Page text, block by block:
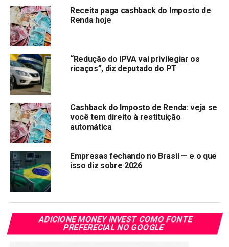
maiores cargas tributárias do
planeta
O Brasil figura entre as maiores cargas tributárias do
mundo, quando se relacionam esses dados ao Produto
Interno Bruto (PIB) e ao Índice de Desenvolvimento
Humano (IDH) de cada nação. Em 2022, a carga tributária
bruta (CTB) do Governo Geral (União, Estados e
municípios) foi de 33,71% do PIB.
O Brasil é o país que menos devolve à população, entre os
30 países que mais arrecadam impostos, atrás de
países como Uruguai e Argentina, segundo
informações do Instituto Brasileiro de Planejamento
Tributário (IBPT).
Compartilhar:
CopyWhatsApp
Twitter
Facebook
Reddit
Email
Receita paga cashback do Imposto de
Renda hoje
“Redução do IPVA vai privilegiar os
ricaços”, diz deputado do PT
Cashback do Imposto de Renda: veja se
você tem direito à restituição
automática
Empresas fechando no Brasil — e o que
isso diz sobre 2026
ADICIONE MONEY INVEST COMO FONTE
PREFERECIAL NO GOOGLE